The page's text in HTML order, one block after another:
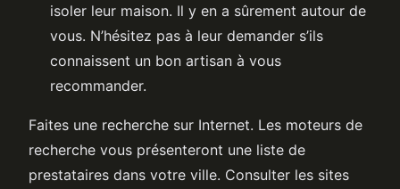
isoler leur maison. Il y en a sûrement autour de
vous. N’hésitez pas à leur demander s’ils
connaissent un bon artisan à vous
recommander.
Faites une recherche sur Internet. Les moteurs de
recherche vous présenteront une liste de
prestataires dans votre ville. Consulter les sites